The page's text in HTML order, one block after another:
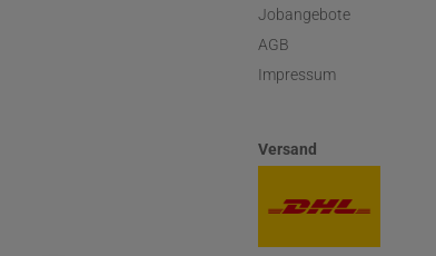
Jobangebote
AGB
Impressum
Versand